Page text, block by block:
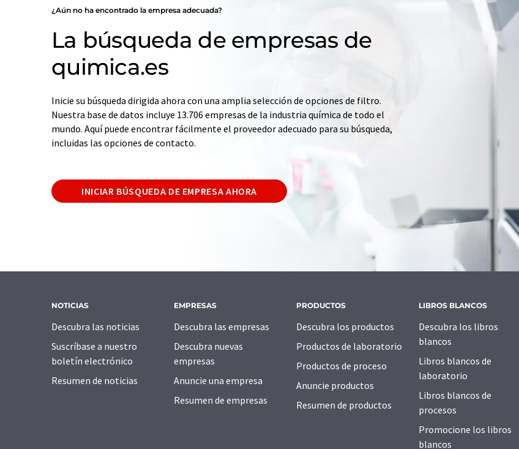
¿Aún no ha encontrado la empresa adecuada?
La búsqueda de empresas de
quimica.es
Inicie su búsqueda dirigida ahora con una amplia selección de opciones de filtro.
Nuestra base de datos incluye 13.706 empresas de la industria química de todo el
mundo. Aquí puede encontrar fácilmente el proveedor adecuado para su búsqueda,
incluidas las opciones de contacto.
INICIAR BÚSQUEDA DE EMPRESA AHORA
NOTICIAS
Descubra las noticias
Suscríbase a nuestro
boletín electrónico
Resumen de noticias
EMPRESAS
Descubra las empresas
Descubra nuevas
empresas
Anuncie una empresa
Resumen de empresas
PRODUCTOS
Descubra los productos
Productos de laboratorio
Productos de proceso
Anuncie productos
Resumen de productos
LIBROS BLANCOS
Descubra los libros
blancos
Libros blancos de
laboratorio
Libros blancos de
procesos
Promocione los libros
blancos